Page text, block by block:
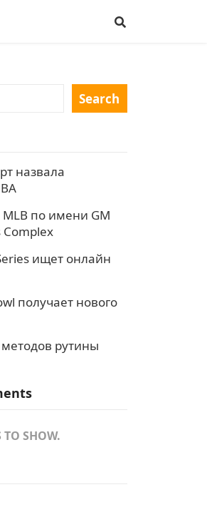
Search
назвала
по имени GM
Complex
ищет онлайн
получает нового
рутины
SHOW.